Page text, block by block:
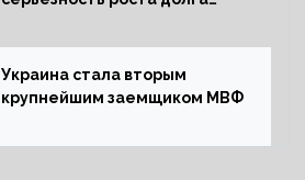
Украина стала вторым
крупнейшим заемщиком МВФ